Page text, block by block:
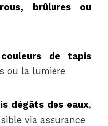
brûlures ou
de tapis
ou la lumière
dégâts des eaux,
via assurance